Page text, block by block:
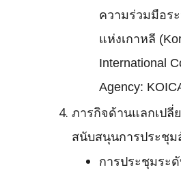
ความร่วมมือร
แห่งเกาหลี
International
Agency:
ภารกิจด้านแลกเปลี่
สนับสนุนการประชุ
การประชุมระ